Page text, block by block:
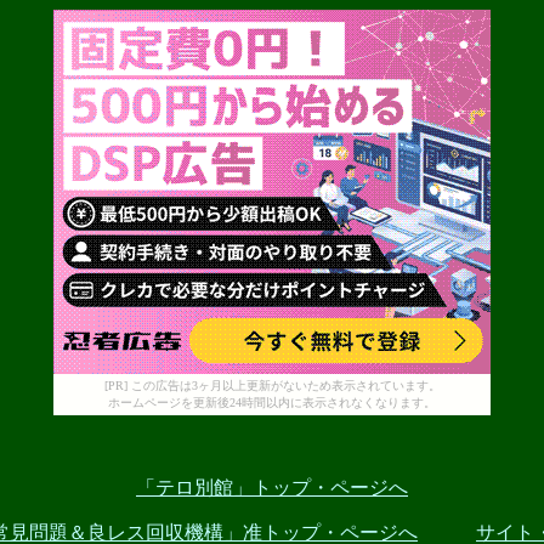
[PR] この広告は3ヶ月以上更新がないため表示されています。
ホームページを更新後24時間以内に表示されなくなります。
「テロ別館」トップ・ページへ
見問題＆良レス回収機構」准トップ・ページへ サイト